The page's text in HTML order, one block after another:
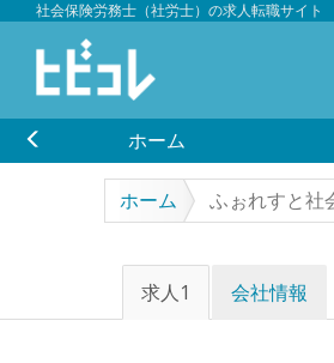
社会保険労務士（社労士）の求人転職サイト
ホーム
ホーム ふぉれすと社
求人1 会社情報